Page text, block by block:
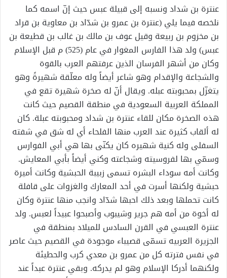
عنترة بن شداد ونسبه إلى قبيلة عبس حيث إنّ اسمه كما
نلخصه فيما يلي (عنترة بن عمرو بن شدّاد بن معاوية بن قراد
بن مخزوم بن ربيعة وقيل عوف بن مالك بن غالب بن قطيعة بن
عبس) ولد هذا الفارس المغوار في عام (525) م قبل الإسلام
وكان من أشهر الفرسان الذين عرفتهم العرب بالقوة
والشجاعة والإقدام وهو شاعر أيضاً وله معلّقة شهيرةً وهو
يتغزّل بمحبوبته عبله. ويقال أنّ له صخرة شهيرة تقع في
المملكة العربية السعودية في منطقة القصيم حيث كانت
هذه الصخرة مكان للقاء عنترة بن شداد ومحبوبته عبلة. كان
له ألقاب كثيرة عند العرب منها الفلحاء أي له شق في شفته
السفلى وله كنية شهيره كان يكنّى بها هي أبي الفوارس
وسمّي بها لفروسيته وشجاعته وكني أيضاً بأبي المعايش.
وكانت أمه سوداء البشره تسمى زبيبة الحبشية وكانت أميرة
حبشية ولكنها أسرت في أحد المعارك والغزوات على قافلة
كانت تحملها وبعد ذلك احبها شدّاد وانجب منها عنترة وكان
له أخوة من أمه هم جرير وشيبوب وأصبحوا عبيداً لعبس. ولد
عنترة العبسي في القرن السادس للميلاد بمنطقة في
الجزيرة العربيه تسمّى قصيباء موجودة في القصيم حيث عاصر
في نفس فترته كل من عمرو بن معدي كرب والحطيئة
ولكنهما أدركا الإسلام وهو لم يدركه. وبقي عنترة عبداً عند